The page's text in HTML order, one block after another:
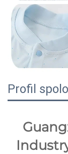
Profil